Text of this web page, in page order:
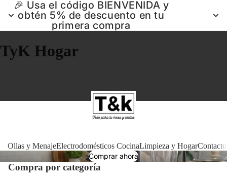
🎉 Usa el código BIENVENIDA y
obtén 5% de descuento en tu
primera compra
TyK Hogar
Ollas y MenajeElectrodomésticos CocinaLimpieza y HogarContacto
Comprar ahora
Compra por categoría